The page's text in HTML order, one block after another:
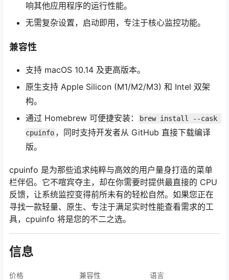
响其他应用程序的运行性能。
无需复杂设置，启动即用，专注于核心监控功能。
兼容性
支持 macOS 10.14 及更高版本。
原生支持 Apple Silicon (M1/M2/M3) 和 Intel 双架
构。
通过 Homebrew 可便捷安装：
brew install --cask
cpuinfo ，同时支持开发者从 GitHub 直接下载编译
版。
cpuinfo 是为那些追求纯粹与高效的用户量身打造的菜单
栏伴侣。它不喧宾夺主，却在你需要时提供最直接的 CPU
反馈，让系统监控变得前所未有的轻松自然。如果您正在
寻找一款轻量、原生、专注于满足实时性能查看需求的工
具，cpuinfo 将是您的不二之选。
信息
价格 兼容性 语言